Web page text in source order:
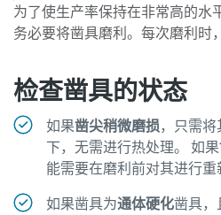
是否该校准了？
通过工具校准和认可质保校准
缺陷。
为了使生产率保持在非常高的水
务必要将凿具磨利。每次磨利时
检查凿具的状态
如果凿尖稍微磨损 ，只需
下，无需进行热处理。 如果
能需要在磨利前对其进行重
如果凿具为通体硬化凿具，